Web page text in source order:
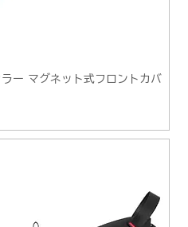
マグネット式フロントカバ